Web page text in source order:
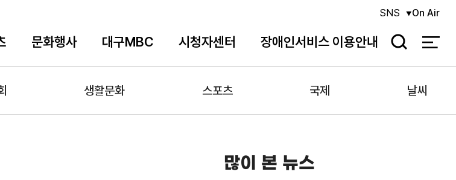
문화행사 대구MBC 시청자센터 장애인서비스 이용안내
SNS On Air
검
생활문화 스포츠 국제 날씨
많이 본 뉴스